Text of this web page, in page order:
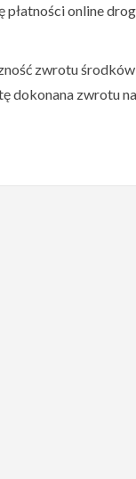
płatności online
zwrotu
dokonana zwrotu